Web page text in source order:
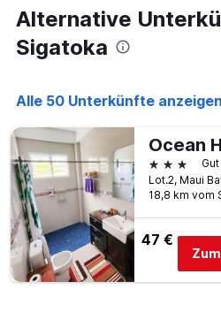
Zimmerpreis
anzeigt
Alternative
Sigatoka
Alle 50 Unterkünfte anzeigen
3 Sterne
18,8 km vom
47 €